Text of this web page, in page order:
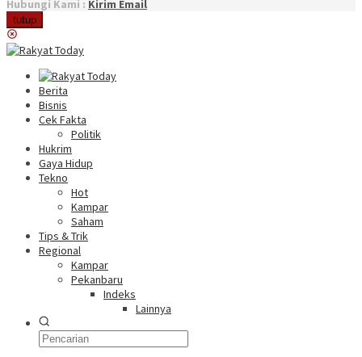
Hubungi Kami : Kirim Email
tutup
Berita
Bisnis
Cek Fakta
Politik
Hukrim
Gaya Hidup
Tekno
Hot
Kampar
Saham
Tips & Trik
Regional
Kampar
Pekanbaru
Indeks
Lainnya